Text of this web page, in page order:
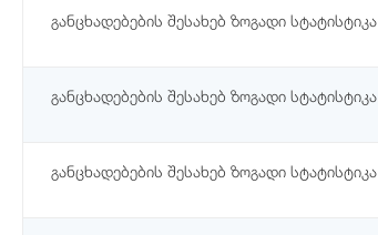
განცხადებების შესახებ ზოგადი სტატისტიკა
განცხადებების შესახებ ზოგადი სტატისტიკა
განცხადებების შესახებ ზოგადი სტატისტიკა